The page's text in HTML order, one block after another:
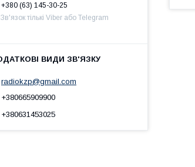
+380 (63) 145-30-25
Зв'язок тількі Viber або Telegram
radiokzp@gmail.com
+380665909900
+380631453025